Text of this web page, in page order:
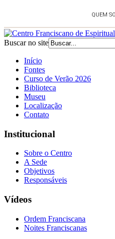
Buscar no site
Início
Fontes
Curso de Verão 2026
Biblioteca
Museu
Localização
Contato
Institucional
Sobre o Centro
A Sede
Objetivos
Responsáveis
Vídeos
Ordem Franciscana
Noites Franciscanas